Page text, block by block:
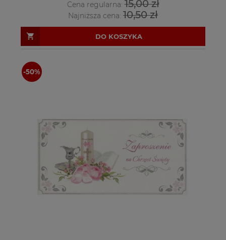
Cena regularna:15,00 zł
Najniższa cena: 10,50 zł
DO KOSZYKA